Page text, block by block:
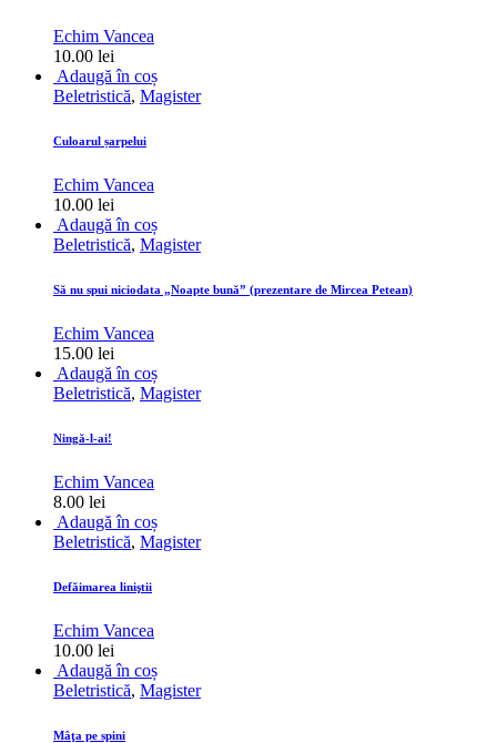
Echim Vancea
10.00 lei
Adaugă în coș
Beletristică, Magister
Culoarul șarpelui
Echim Vancea
10.00 lei
Adaugă în coș
Beletristică, Magister
Să nu spui niciodata „Noapte bună” (prezentare de Mircea Petean)
Echim Vancea
15.00 lei
Adaugă în coș
Beletristică, Magister
Ningă-l-ai!
Echim Vancea
8.00 lei
Adaugă în coș
Beletristică, Magister
Defăimarea liniştii
Echim Vancea
10.00 lei
Adaugă în coș
Beletristică, Magister
Mâţa pe spini